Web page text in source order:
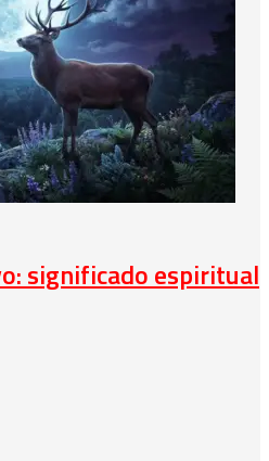
significado espiritual